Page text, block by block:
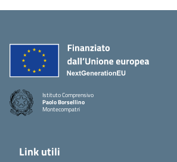
Istituto Comprensivo
Paolo Borsellino
Montecompatri
Link utili